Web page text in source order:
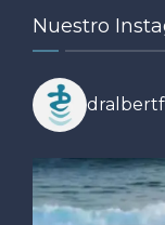
Nuestro